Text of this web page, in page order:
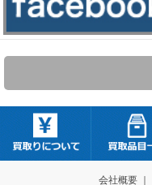
会社概要｜